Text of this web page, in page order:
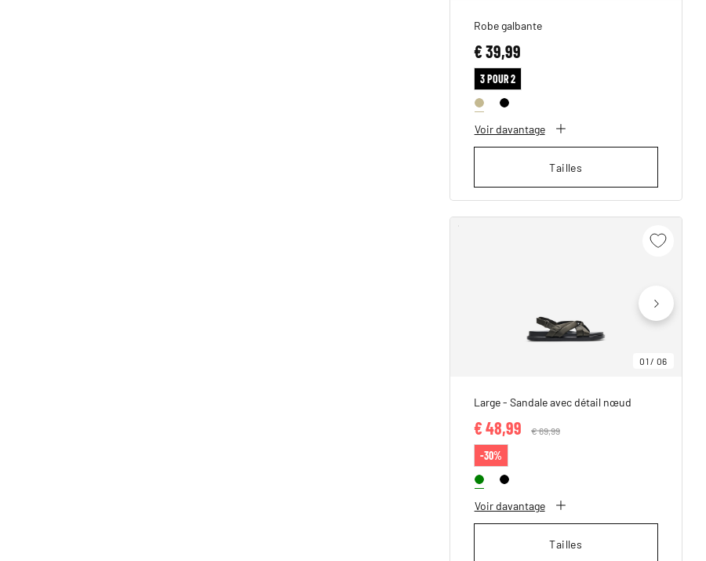
Robe galbante
€ 39,99
3 POUR 2
Voir davantage
Tailles
01/ 06
Large - Sandale avec détail nœud
Price reduced from
€ 69,99to
€ 48,99
-30%
Voir davantage
Tailles